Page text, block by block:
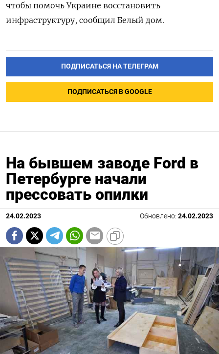
чтобы помочь Украине восстановить
инфраструктуру, сообщил Белый дом.
ПОДПИСАТЬСЯ НА ТЕЛЕГРАМ
ПОДПИСАТЬСЯ В GOOGLE
На бывшем заводе Ford в
Петербурге начали
прессовать опилки
24.02.2023 Обновлено: 24.02.2023